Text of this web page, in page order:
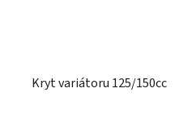
Kryt variátoru 125/150cc